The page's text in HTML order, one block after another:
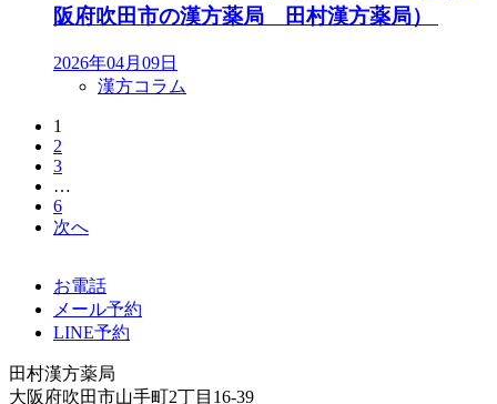
阪府吹田市の漢方薬局 田村漢方薬局）
2026年04月09日
漢方コラム
り
1
2
3
…
6
次へ
お電話
メール予約
LINE予約
田村漢方薬局
大阪府吹田市山手町2丁目16-39